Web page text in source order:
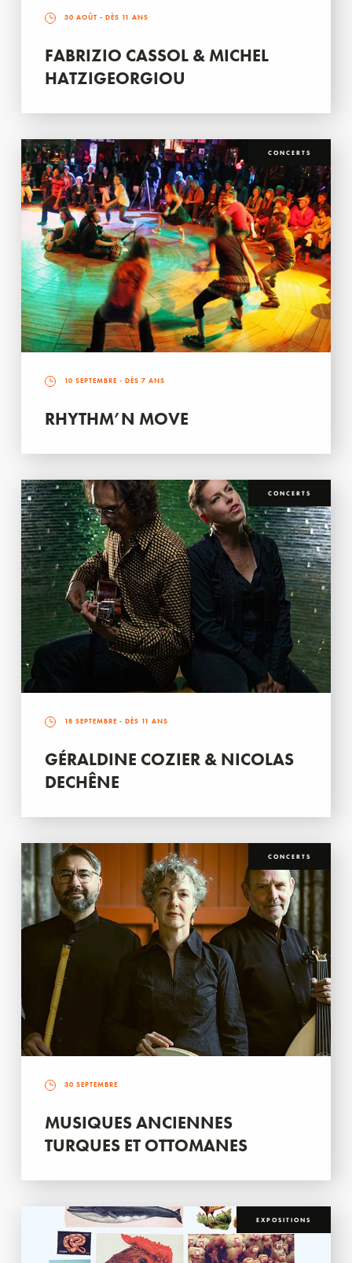
30 AOÛT - DÈS 11 ANS
FABRIZIO CASSOL & MICHEL
HATZIGEORGIOU
CONCERTS
10 SEPTEMBRE - DÈS 7 ANS
RHYTHM’N MOVE
CONCERTS
18 SEPTEMBRE - DÈS 11 ANS
GÉRALDINE COZIER & NICOLAS
DECHÊNE
CONCERTS
30 SEPTEMBRE
MUSIQUES ANCIENNES
TURQUES ET OTTOMANES
EXPOSITIONS